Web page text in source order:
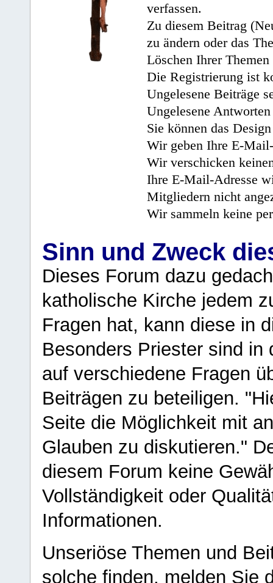
verfassen.
Zu diesem Beitrag
zu ändern oder das
Löschen Ihrer
Die Registrierung ist
Ungelesene Beiträge
Ungelesene
Sie können das
Wir geben Ihre E-
Wir verschicken
Ihre E-Mail-Adresse
Mitgliedern nicht
Wir sammeln keine
Sinn und Zweck
Dieses Forum dazu
katholische Kirche jedem
Fragen hat, kann diese in
Besonders Priester sind in
auf verschiedene Fragen
Beiträgen zu beteiligen.
Seite die Möglichkeit mit
Glauben zu diskutieren."
diesem Forum keine
Vollständigkeit oder
Informationen.
Unseriöse Themen und
solche finden, melden Sie